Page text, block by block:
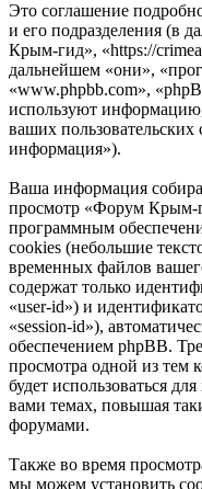
Это соглашение
и его подразделения (в
Крым-гид», «https://
дальнейшем «они»,
«www.phpbb.com»,
используют
ваших
информация»).
Ваша информация
просмотр «Форум Крым-
программным
cookies (небольшие
временных файлов
содержат только
«user-id») и
«session-id»),
обеспечением phpBB.
просмотра одной из
будет использоваться
вами темах, повышая
форумами.
Также во время
мы можем установить